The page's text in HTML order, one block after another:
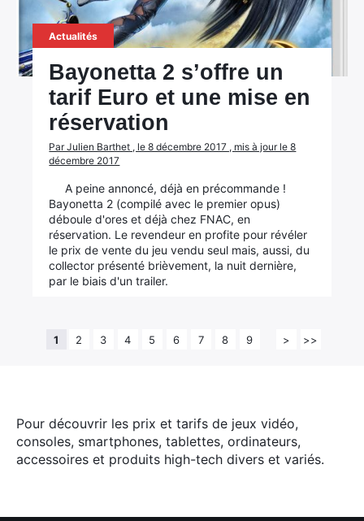
Pour découvrir les prix et tarifs de jeux vidéo,
consoles, smartphones, tablettes, ordinateurs,
accessoires et produits high-tech divers et variés.
Actualités
Bayonetta 2 s’offre un
tarif Euro et une mise en
réservation
Par Julien Barthet , le 8 décembre 2017 , mis à jour le 8
décembre 2017
A peine annoncé, déjà en précommande !
Bayonetta 2 (compilé avec le premier opus)
déboule d'ores et déjà chez FNAC, en
réservation. Le revendeur en profite pour révéler
le prix de vente du jeu vendu seul mais, aussi, du
collector présenté brièvement, la nuit dernière,
par le biais d'un trailer.
1 2 3 4 5 6 7 8 9 > >>